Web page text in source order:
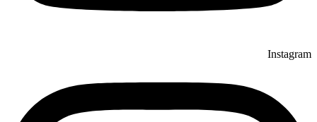
Instagram